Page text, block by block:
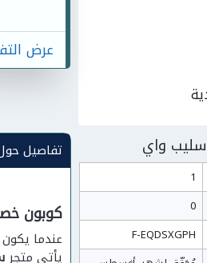
واي
1
0
F-EQDSXGPH
عرض
تفاصيل
كوبون
عندما
يأتي متجر